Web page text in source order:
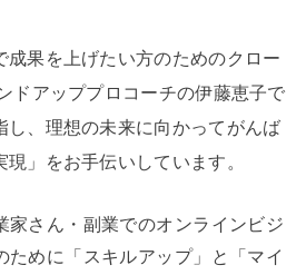
成果を上げたい方のためのクロー
ドアッププロコーチの伊藤恵子で
し、理想の未来に向かってがんば
」をお手伝いしています。
家さん・副業でのオンラインビジ
ために「スキルアップ」と「マイ